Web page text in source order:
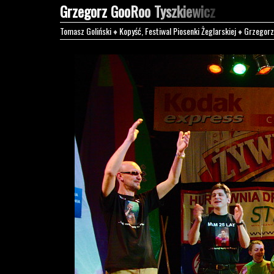
Grzegorz GooRoo Tyszkiewicz
Tomasz Goliński♦Kopyść, Festiwal Piosenki Żeglarskiej♦